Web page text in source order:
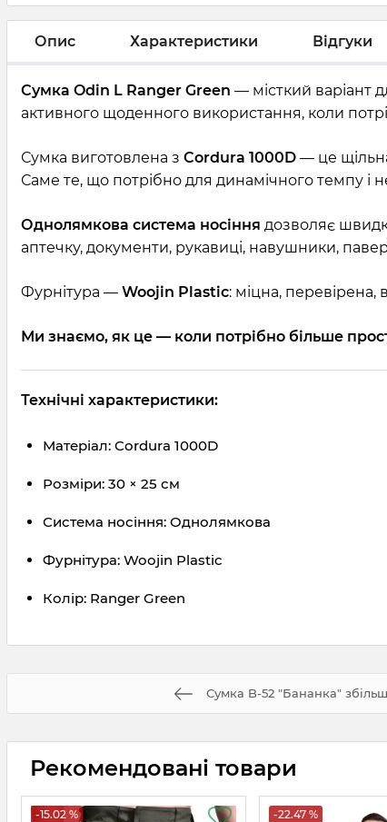
Опис Характеристики Відгуки
Сумка Odin L Ranger Green — місткий варіант
активного щоденного використання, коли
Сумка виготовлена з Cordura 1000D — це
Саме те, що потрібно для динамічного темпу і
Однолямкова система носіння дозволяє
аптечку, документи, рукавиці, навушники,
Фурнітура — Woojin Plastic: міцна,
Ми знаємо, як це — коли потрібно більше
Технічні характеристики:
Матеріал: Cordura 1000D
Розміри: 30 × 25 см
Система носіння: Однолямкова
Фурнітура: Woojin Plastic
Колір: Ranger Green
Сумка B-52 "Бананка"
Рекомендовані товари
-15.02 % -22.47 %